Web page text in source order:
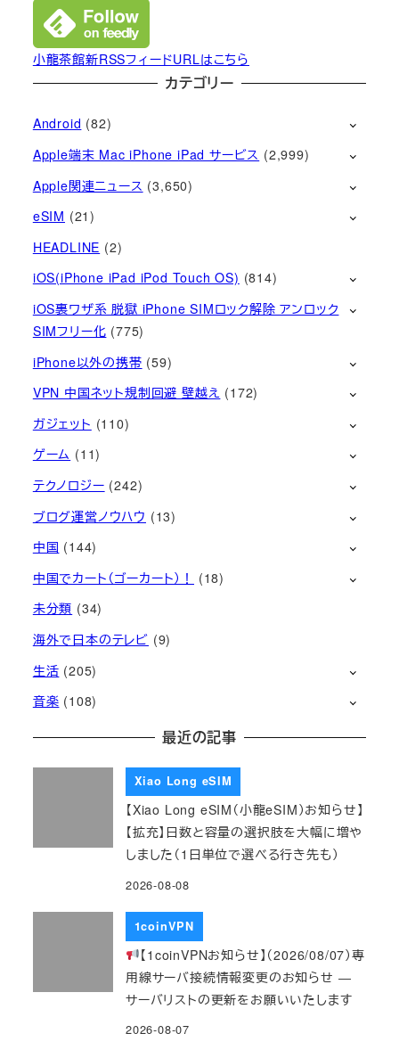
小龍茶館新RSSフィードURLはこちら
カテゴリー
Android (82)
Apple端末 Mac iPhone iPad サービス (2,999)
Apple関連ニュース (3,650)
eSIM (21)
HEADLINE (2)
iOS(iPhone iPad iPod Touch OS) (814)
iOS裏ワザ系 脱獄 iPhone SIMロック解除 アンロック
SIMフリー化 (775)
iPhone以外の携帯 (59)
VPN 中国ネット規制回避 壁越え (172)
ガジェット (110)
ゲーム (11)
テクノロジー (242)
ブログ運営ノウハウ (13)
中国 (144)
中国でカート（ゴーカート）！
(18)
未分類 (34)
海外で日本のテレビ (9)
生活 (205)
音楽 (108)
最近の記事
Xiao Long eSIM
【Xiao Long eSIM（小龍eSIM）お知らせ】
【拡充】日数と容量の選択肢を大幅に増や
しました（1日単位で選べる行き先も）
2026-08-08
1coinVPN
【1coinVPNお知らせ】（2026/08/07）専
用線サーバ接続情報変更のお知らせ ―
サーバリストの更新をお願いいたします
2026-08-07